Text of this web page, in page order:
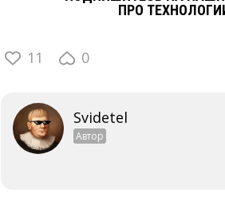
ПРО
11 0
Svidetel
Автор